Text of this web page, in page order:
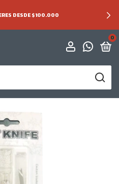
DESDE $100.000
0